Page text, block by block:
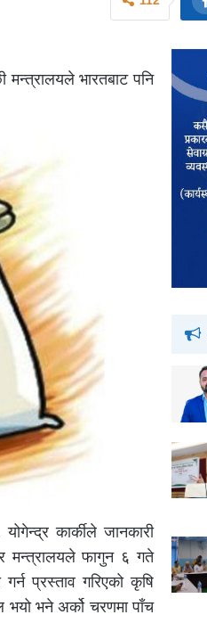
भारतबाट पनि
कार्कीले जानकारी
मन्त्रालयले फागुन ६ गते
प्रस्ताव गरिएको कृषि
भयो भने अर्को चरणमा पाँच